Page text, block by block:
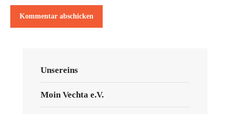
Unsereins
Moin Vechta e.V.